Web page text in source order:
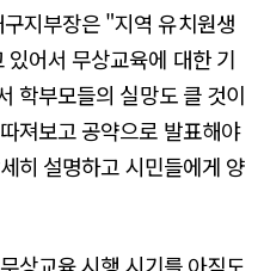
지부장은 "지역 유치원생
어서 무상교육에 대한 기
학부모들의 실망도 클 것이
져보고 공약으로 발표해야
히 설명하고 시민들에게 양